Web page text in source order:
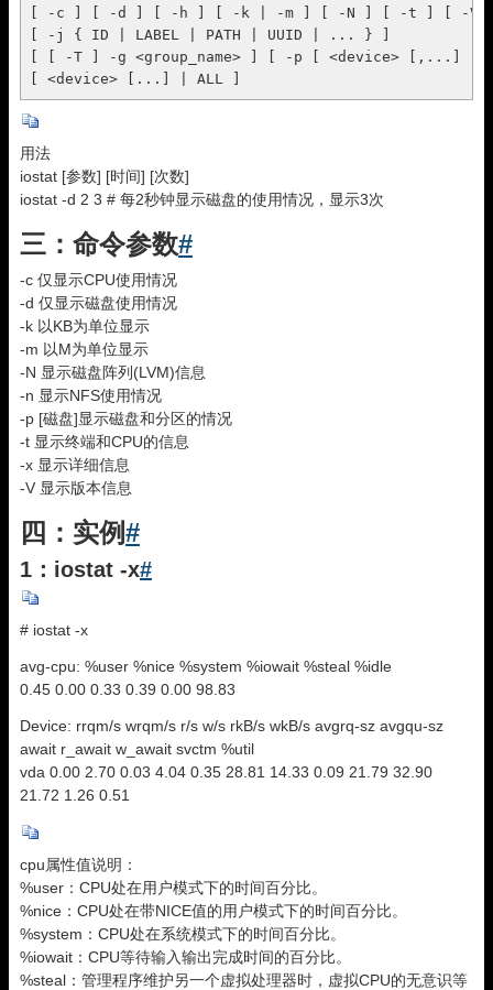
[ -c ] [ -d ] [ -h ] [ -k | -m ] [ -N ] [ -t ] [ -
[ -j { ID | LABEL | PATH | UUID | ... } ]
[ [ -T ] -g <group_name> ] [ -p [ <device> [,...] |
[ <device> [...] | ALL ]
用法
iostat [参数] [时间] [次数]
iostat -d 2 3 # 每2秒钟显示磁盘的使用情况，显示3次
三：命令参数#
-c 仅显示CPU使用情况
-d 仅显示磁盘使用情况
-k 以KB为单位显示
-m 以M为单位显示
-N 显示磁盘阵列(LVM)信息
-n 显示NFS使用情况
-p [磁盘]显示磁盘和分区的情况
-t 显示终端和CPU的信息
-x 显示详细信息
-V 显示版本信息
四：实例#
1：iostat -x#
# iostat -x
avg-cpu: %user %nice %system %iowait %steal %idle
0.45 0.00 0.33 0.39 0.00 98.83
Device: rrqm/s wrqm/s r/s w/s rkB/s wkB/s avgrq-sz avgqu-sz
await r_await w_await svctm %util
vda 0.00 2.70 0.03 4.04 0.35 28.81 14.33 0.09 21.79 32.90
21.72 1.26 0.51
cpu属性值说明：
%user：CPU处在用户模式下的时间百分比。
%nice：CPU处在带NICE值的用户模式下的时间百分比。
%system：CPU处在系统模式下的时间百分比。
%iowait：CPU等待输入输出完成时间的百分比。
%steal：管理程序维护另一个虚拟处理器时，虚拟CPU的无意识等